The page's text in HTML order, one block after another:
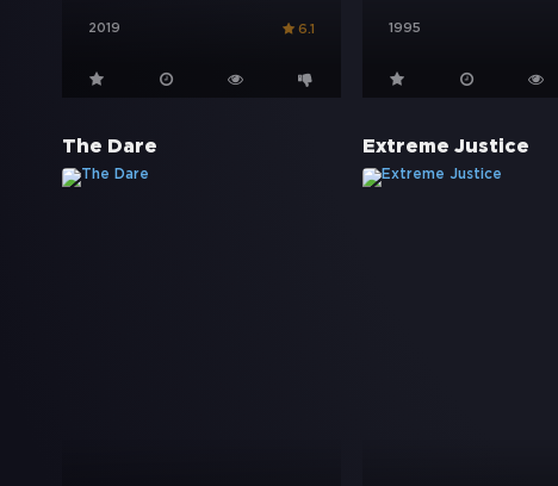
2019 6.1 1995
The Dare Extreme Justice